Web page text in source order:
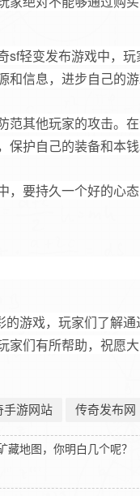
sf轻变发布游戏中，
和信息，进步自己的
范其他玩家的攻击。
保护自己的装备和本
，要持久一个好的心
游戏，玩家们了解
家们有所帮助，祝愿
手游网站 传奇发布网
地图，你明白几个呢？